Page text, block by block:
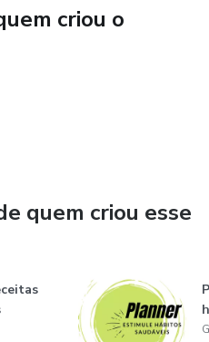
criou o
quem criou esse